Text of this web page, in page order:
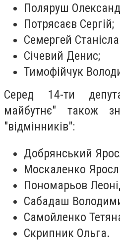
Поляруш
Потрясаєв Сергій;
Семергей
Січевий Денис;
Тимофійчук
Серед 14-ти
майбутнє" також
"відмінників":
Добрянський
Москаленко
Пономарьов
Сабадаш
Самойленко
Скрипник Ольга.